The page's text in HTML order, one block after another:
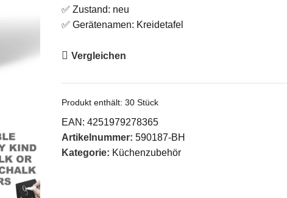
✅ Zustand: neu
✅ Gerätenamen: Kreidetafel
Vergleichen
Produkt enthält: 30 Stück
EAN: 4251979278365
Artikelnummer: 590187-BH
Kategorie: Küchenzubehör